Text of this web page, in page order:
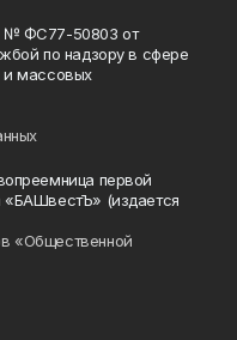
№ ФС77-50803 от
по надзору в сфере
и массовых
первой
«БАШвестЪ» (издается
«Общественной